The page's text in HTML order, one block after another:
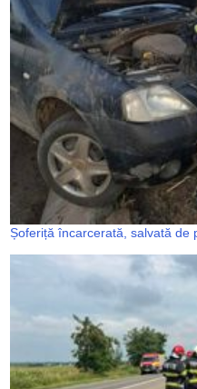
Șoferiță încarcerată, salvată de